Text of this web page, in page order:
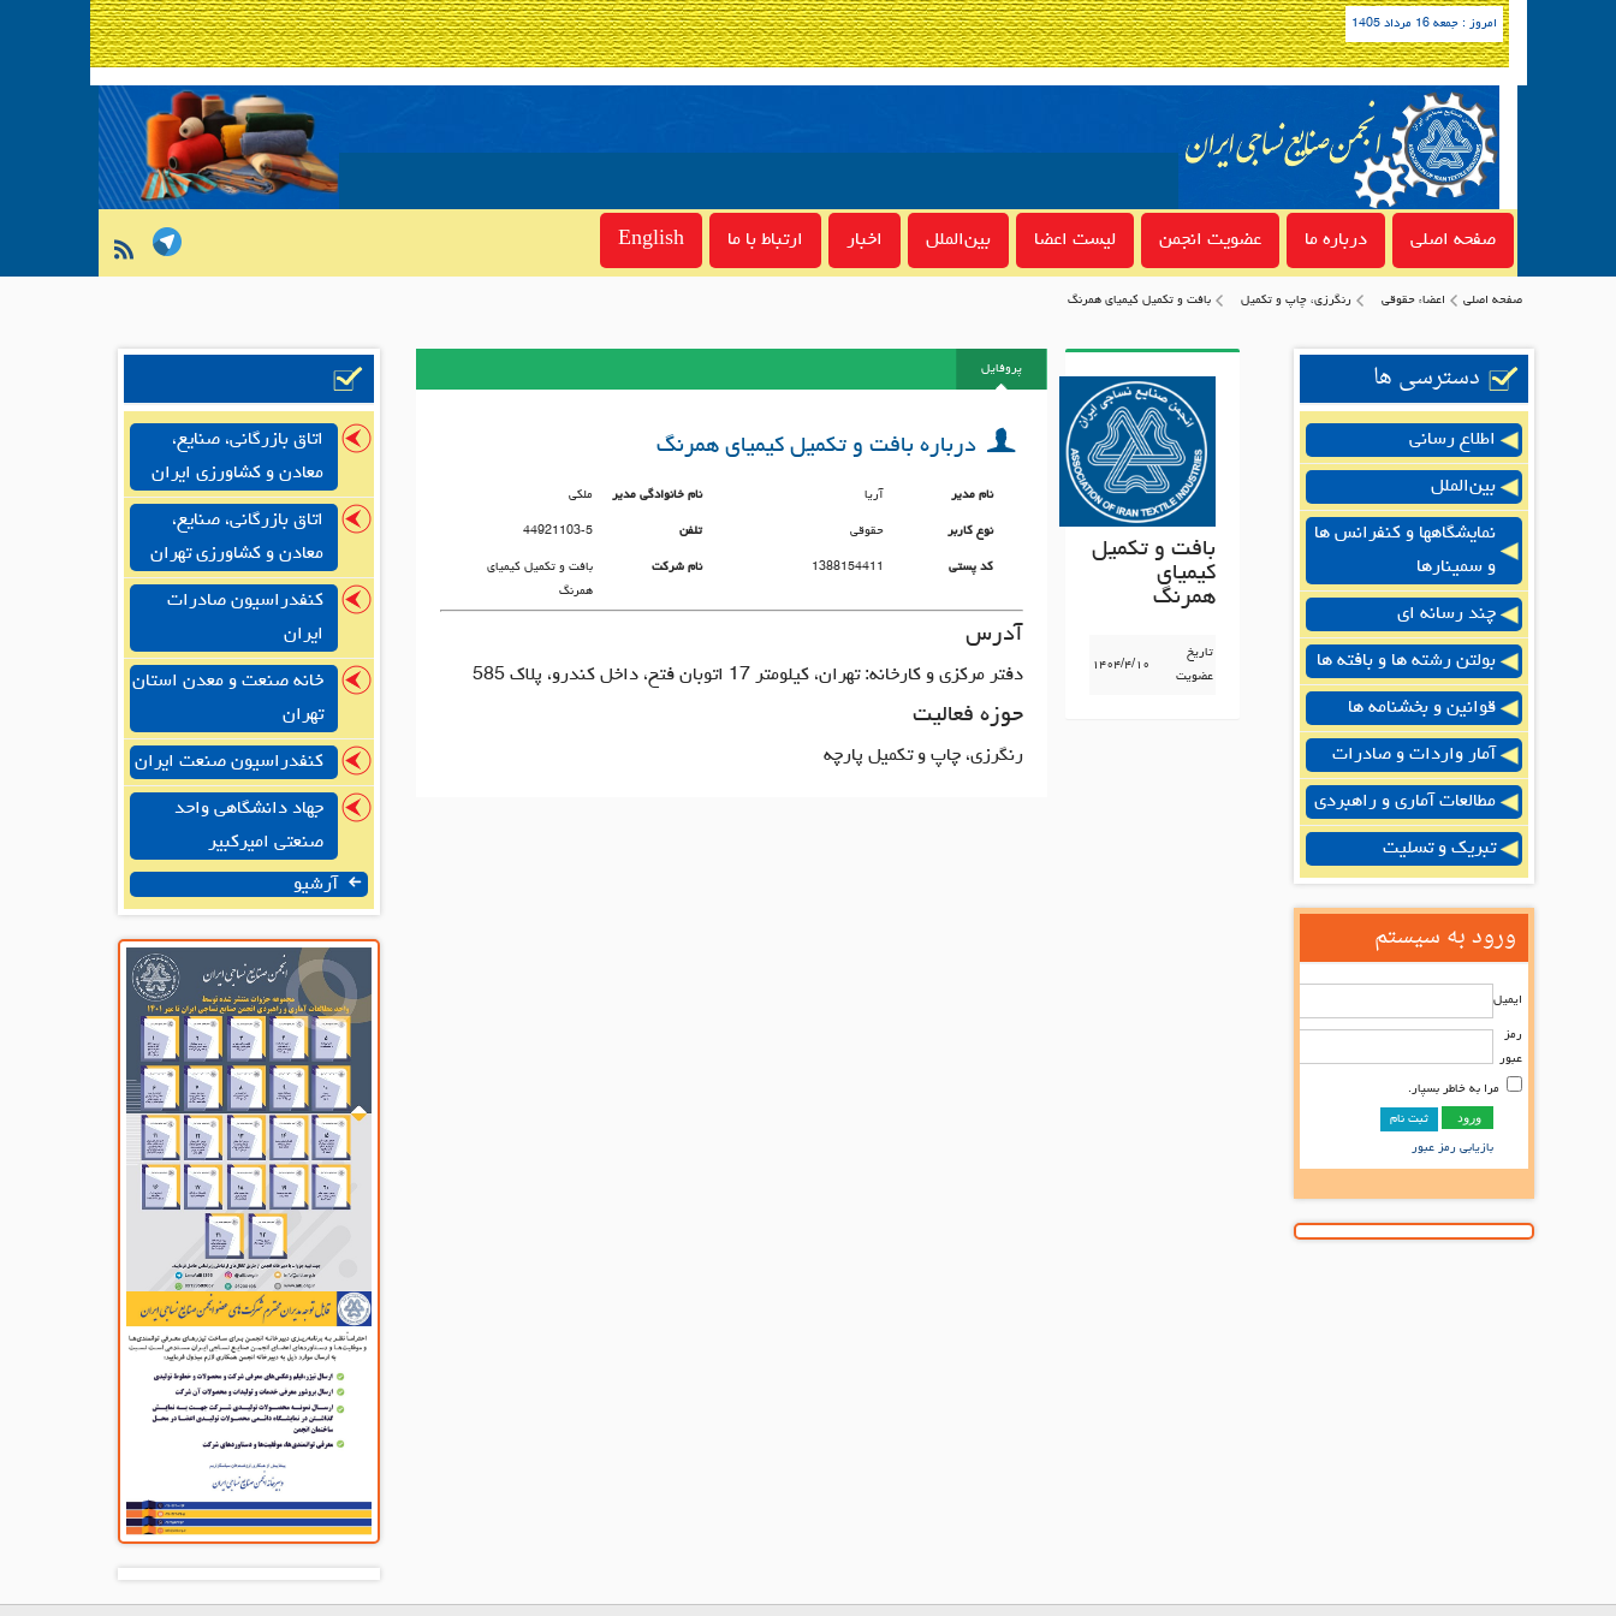
امروز : جمعه 16 مرداد 1405
صفحه اصلی درباره ما عضویت انجمن لیست اعضا بین‌الملل اخبار ارتباط با ما English
صفحه اصلی اعضاء حقوقی رنگرزى، چاپ و تكميل بافت و تکمیل کیمیای همرنگ
دسترسی ها
اطلاع رسانی
بین‌الملل
نمایشگاهها و کنفرانس ها
و سمینارها
چند رسانه ای
بولتن رشته ها و بافته ها
قوانین و بخشنامه ها
آمار واردات و صادرات
مطالعات آماری و راهبردی
تبریک و تسلیت
ورود به سیستم
ایمیل
رمز
عبور
مرا به خاطر بسپار.
ثبت نام
بازیابی رمز عبور
بافت و تکمیل
کیمیای
همرنگ
تاریخ
عضویت
۱۴۰۴/۴/۱۰
پروفایل
درباره بافت و تکمیل کیمیای همرنگ
نام مدیر آریا نام خانوادگی مدیر ملکی
نوع کاربر حقوقی تلفن 44921103-5
کد پستی 1388154411 نام شرکت
بافت و تکمیل کیمیای
همرنگ
آدرس
دفتر مرکزی و کارخانه: تهران، کیلومتر 17 اتوبان فتح، داخل کندرو، پلاک 585
حوزه فعالیت
رنگرزی، چاپ و تکمیل پارچه
اتاق بازرگانی، صنایع،
معادن و کشاورزی ایران
اتاق بازرگانی، صنایع،
معادن و کشاورزی تهران
کنفدراسیون صادرات
ایران
خانه صنعت و معدن استان
تهران
کنفدراسیون صنعت ایران
جهاد دانشگاهی واحد
صنعتی امیرکبیر
آرشیو